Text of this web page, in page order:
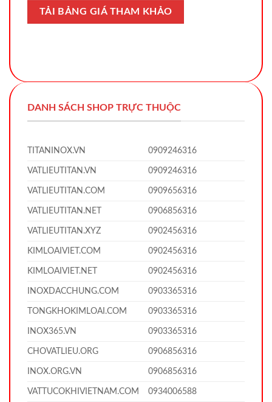
DANH SÁCH SHOP TRỰC THUỘC
TITANINOX.VN 0909246316
VATLIEUTITAN.VN 0909246316
VATLIEUTITAN.COM 0909656316
VATLIEUTITAN.NET 0906856316
VATLIEUTITAN.XYZ 0902456316
KIMLOAIVIET.COM 0902456316
KIMLOAIVIET.NET 0902456316
INOXDACCHUNG.COM 0903365316
TONGKHOKIMLOAI.COM 0903365316
INOX365.VN 0903365316
CHOVATLIEU.ORG 0906856316
INOX.ORG.VN 0906856316
VATTUCOKHIVIETNAM.COM 0934006588